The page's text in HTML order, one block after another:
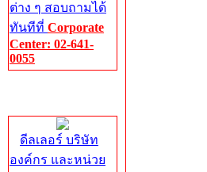
ต่าง ๆ สอบถามได้
ทันทีที่ Corporate
Center: 02-641-
0055
ดีลเลอร์ บริษัท
องค์กร และหน่วย